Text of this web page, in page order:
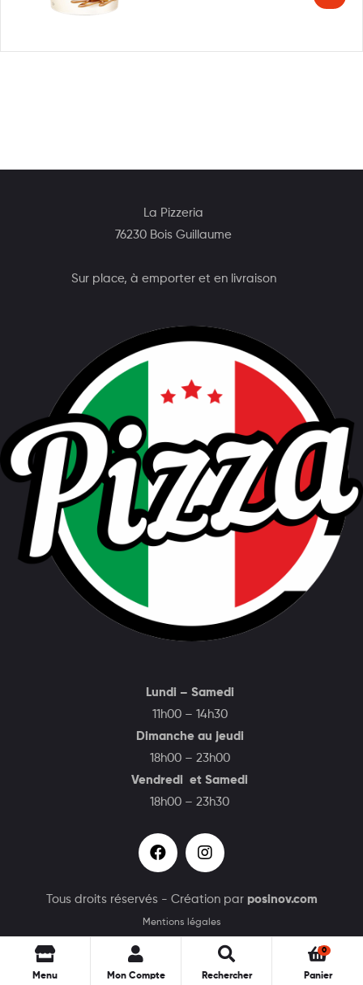
La Pizzeria
76230 Bois Guillaume
Sur place, à emporter et en livraison
Lundi – Samedi
11h00 – 14h30
Dimanche au jeudi
18h00 – 23h00
Vendredi et Samedi
18h00 – 23h30
Tous droits réservés - Création par posinov.com
Mentions légales
Menu Mon Compte Rechercher
0
Panier